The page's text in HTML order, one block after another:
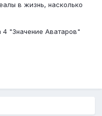
в жизнь, насколько
4 "Значение Аватаров"